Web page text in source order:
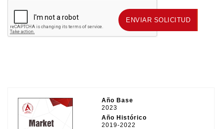
ENVIAR SOLICITUD ENVIAR SOLICITUD
Año Base
2023
Año Histórico
2019-2022